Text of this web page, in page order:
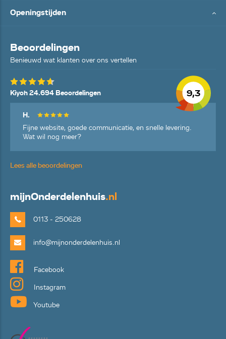
Openingstijden
Beoordelingen
Benieuwd wat klanten over ons vertellen
9,3
Kiyoh 24.694 Beoordelingen
H.
Fijne website, goede communicatie, en snelle levering.
Wat wil nog meer?
Lees alle beoordelingen
mijnOnderdelenhuis.nl
0113 - 250628
info@mijnonderdelenhuis.nl
Facebook
Instagram
Youtube